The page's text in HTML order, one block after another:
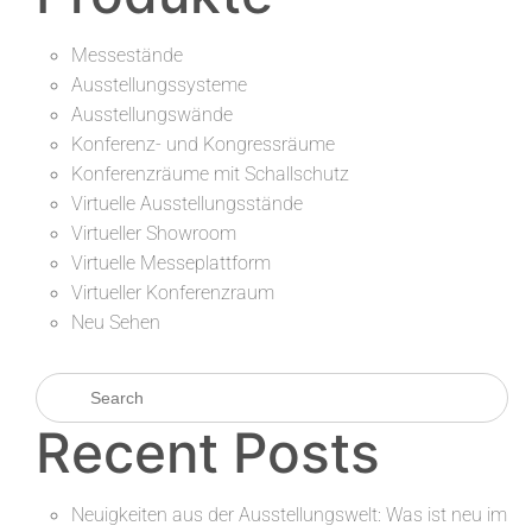
Messestände
Ausstellungssysteme
Ausstellungswände
Konferenz- und Kongressräume
Konferenzräume mit Schallschutz
Virtuelle Ausstellungsstände
Virtueller Showroom
Virtuelle Messeplattform
Virtueller Konferenzraum
Neu Sehen
Recent Posts
Neuigkeiten aus der Ausstellungswelt: Was ist neu im